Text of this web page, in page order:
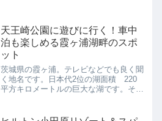
女を乗せて出発です。
天王崎公園に遊びに行く！車中
泊も楽しめる霞ヶ浦湖畔のスポ
ット
茨城県の霞ヶ浦。テレビなどでも良く聞
く地名です。日本代2位の湖面積 220
平方キロメートルの巨大な湖です。その
いです。私も良く遊びに行く、天王崎公